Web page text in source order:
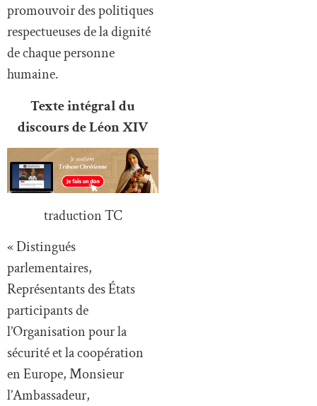
promouvoir des politiques
respectueuses de la dignité
de chaque personne
humaine.
Texte intégral du
discours de Léon XIV
traduction TC
« Distingués
parlementaires,
Représentants des États
participants de
l’Organisation pour la
sécurité et la coopération
en Europe, Monsieur
l’Ambassadeur,